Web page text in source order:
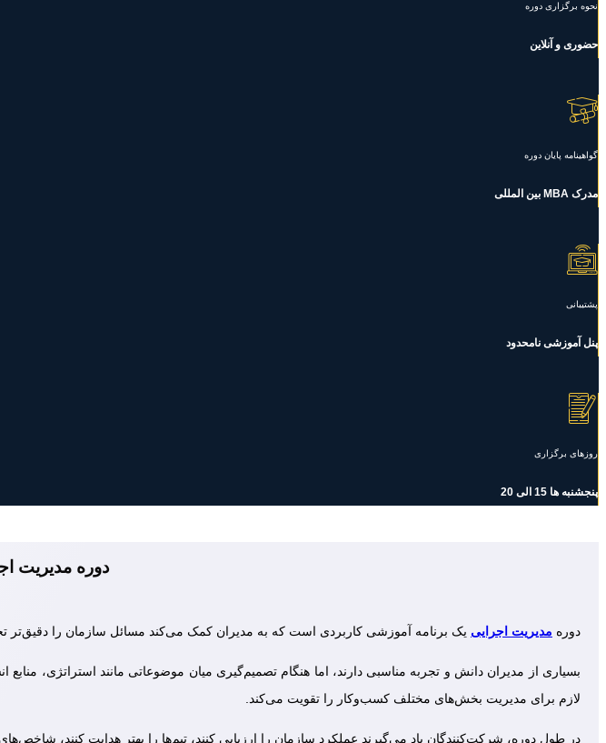
نحوه برگزاری دوره
حضوری و آنلاین
گواهینامه پایان دوره
مدرک MBA بین المللی
پشتیبانی
پنل آموزشی نامحدود
روزهای برگزاری
پنجشنبه ها 15 الی 20
دوره مدیریت
دوره مدیریت اجرایی یک برنامه آموزشی کاربردی است که به مدیران کمک می‌کند مسائل سازمان را دقیق‌تر
بسیاری از مدیران دانش و تجربه مناسبی دارند، اما هنگام تصمیم‌گیری میان موضوعاتی مانند استراتژی، منابع
لازم برای مدیریت بخش‌های مختلف کسب‌وکار را تقویت می‌کند.
در طول دوره، شرکت‌کنندگان یاد می‌گیرند عملکرد سازمان را ارزیابی کنند، تیم‌ها را بهتر هدایت کنند،